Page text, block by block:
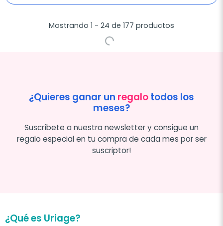
Mostrando 1 - 24 de 177 productos
¿Quieres ganar un regalotodos los
meses?
Suscríbete a nuestra newsletter y consigue un
regalo especial en tu compra de cada mes por ser
suscriptor!
¿Qué es Uriage?